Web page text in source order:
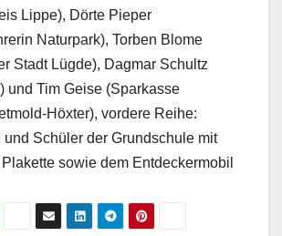
Lippe), Dörte Pieper
Naturpark), Torben Blome
Stadt Lügde), Dagmar Schultz
und Tim Geise (Sparkasse
Höxter), vordere Reihe:
Schüler der Grundschule mit
sowie dem Entdeckermobil